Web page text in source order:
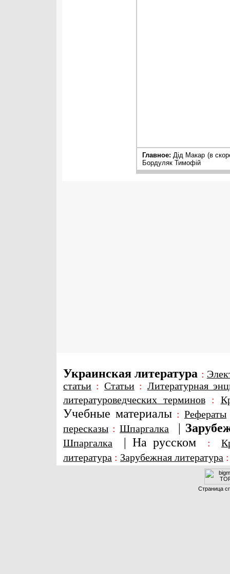
Главное: Дід Макар (в
Бордуляк Тимофій
Украинская литература :
статьи : Статьи: Литературная
литературоведческих терминов:
Учебные материалы : Рефераты
пересказы : Шпаргалка |
Шпаргалка | На русском :
литература : Зарубежная литература
Страница